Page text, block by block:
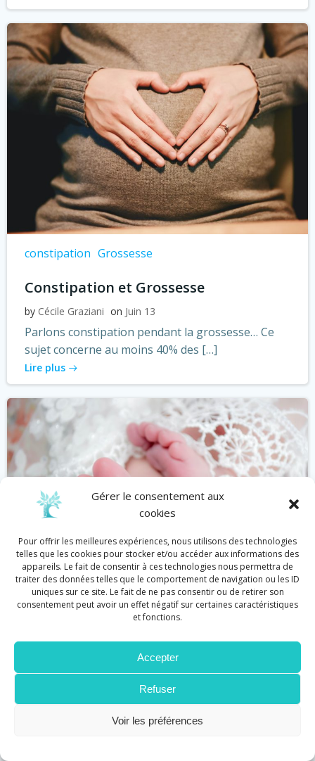
Gérer le consentement aux
cookies
Pour offrir les meilleures expériences, nous utilisons des technologies
telles que les cookies pour stocker et/ou accéder aux informations des
appareils. Le fait de consentir à ces technologies nous permettra de
traiter des données telles que le comportement de navigation ou les ID
uniques sur ce site. Le fait de ne pas consentir ou de retirer son
consentement peut avoir un effet négatif sur certaines caractéristiques
et fonctions.
Accepter
Refuser
Voir les préférences
constipation Grossesse
Constipation et Grossesse
by Cécile Graziani on Juin 13
Parlons constipation pendant la grossesse… Ce
sujet concerne au moins 40% des […]
Lire plus
Réflexologie et défenses immunitaires
Juin 11
Stimuler les défenses immunitaires en touchant
les pieds, en voilà une drôle […]